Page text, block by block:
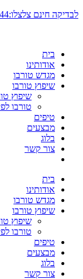
דלג
לבדיקה חינם צלצלו:073-2726044
בית
אודותינו
מגדש טורבו
שיפוץ טורבו
שיפוץ
טורבו
טיפים
מבצעים
בלוג
צור קשר
בית
אודותינו
מגדש טורבו
שיפוץ טורבו
שיפוץ
טורבו
טיפים
מבצעים
בלוג
צור קשר